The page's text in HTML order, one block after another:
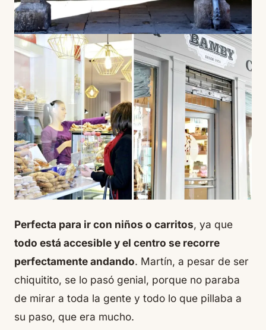
Perfecta para ir con niños o carritos, ya que
todo está accesible y el centro se recorre
perfectamente andando. Martín, a pesar de ser
chiquitito, se lo pasó genial, porque no paraba
de mirar a toda la gente y todo lo que pillaba a
su paso, que era mucho.